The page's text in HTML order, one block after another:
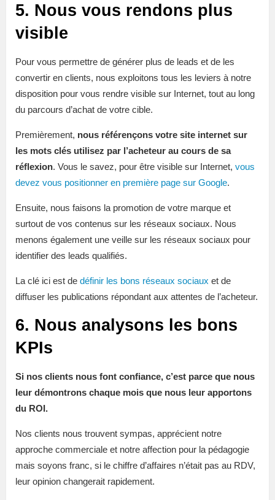
5. Nous vous rendons plus
visible
Pour vous permettre de générer plus de leads et de les
convertir en clients, nous exploitons tous les leviers à notre
disposition pour vous rendre visible sur Internet, tout au long
du parcours d’achat de votre cible.
Premièrement, nous référençons votre site internet sur
les mots clés utilisez par l’acheteur au cours de sa
réflexion. Vous le savez, pour être visible sur Internet, vous
devez vous positionner en première page sur Google.
Ensuite, nous faisons la promotion de votre marque et
surtout de vos contenus sur les réseaux sociaux. Nous
menons également une veille sur les réseaux sociaux pour
identifier des leads qualifiés.
La clé ici est de définir les bons réseaux sociaux et de
diffuser les publications répondant aux attentes de l’acheteur.
6. Nous analysons les bons
KPIs
Si nos clients nous font confiance, c’est parce que nous
leur démontrons chaque mois que nous leur apportons
du ROI.
Nos clients nous trouvent sympas, apprécient notre
approche commerciale et notre affection pour la pédagogie
mais soyons franc, si le chiffre d’affaires n’était pas au RDV,
leur opinion changerait rapidement.